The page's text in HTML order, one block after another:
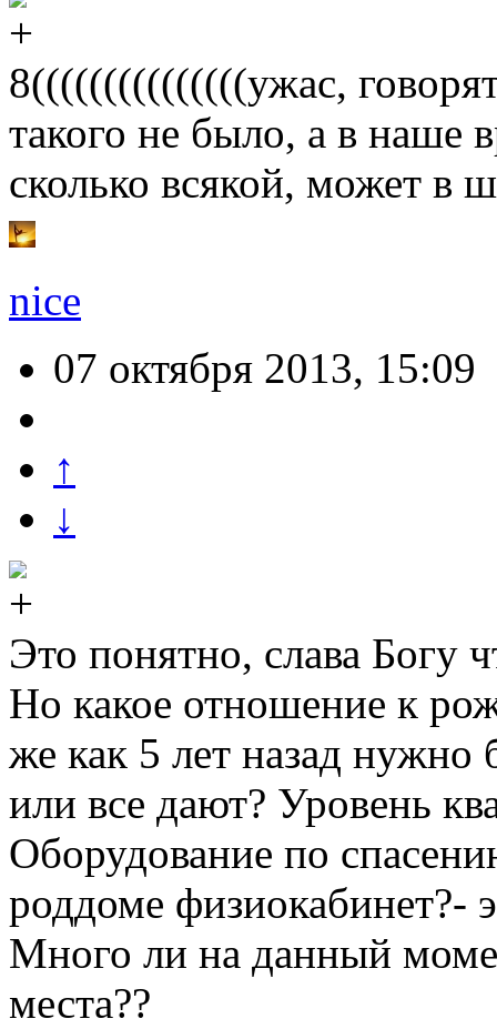
8(((((((((((((((ужас,
такого не было, а в наше
сколько всякой, может в
nice
07 октября 2013, 15:09
↑
↓
Это понятно, слава Богу
Но какое отношение к
же как 5 лет назад нужно
или все дают? Уровень
Оборудование по
роддоме физиокабинет?-
Много ли на данный
места??